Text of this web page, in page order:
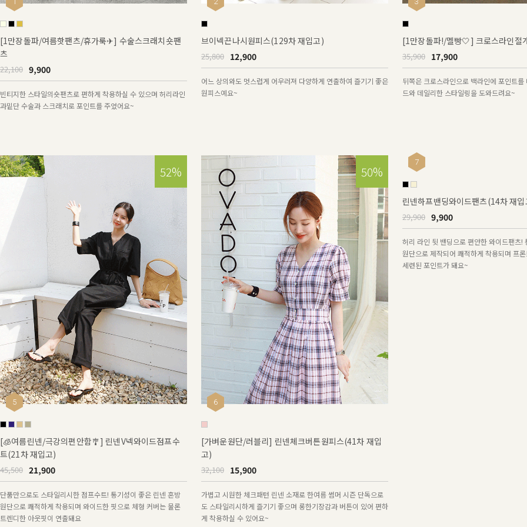
[1만장돌파/여름핫팬츠/휴가룩✈] 수술스크래치숏팬
츠
22,100 9,900
빈티지한 스타일의숏팬츠로 편하게 착용하실 수 있으며 허리라인
과밑단 수술과 스크래치로 포인트를 주었어요~
브이넥끈나시원피스(129차 재입고)
25,800 12,900
어느 상의와도 멋스럽게 어우러져 다양하게 연출하여 즐기기 좋은
원피스예요~
[1만장돌파!/멜빵🤍] 크로스라인절
35,900 17,900
뒤쪽은 크로스라인으로 백라인에 포인트
드와 데일리한 스타일링을 도와드려요~
52%
5
[🧊여름린넨/극강의편안함🎐] 린넨V넥와이드점프수
트(21차 재입고)
45,500 21,900
단품만으로도 스타일리시한 점프수트! 통기성이 좋은 린넨 혼방
원단으로 쾌적하게 착용되며 와이드한 핏으로 체형 커버는 물론
트렌디한 아웃핏이 연출돼요
50%
6
[가벼운원단/러블리] 린넨체크버튼원피스(41차 재입
고)
32,100 15,900
가볍고 시원한 체크패턴 린넨 소재로 한여름 썸머 시즌 단독으로
도 스타일리시하게 즐기기 좋으며 롱한기장감과 버튼이 있어 편하
게 착용하실 수 있어요~
7
린넨하프밴딩와이드팬츠(14차 재입
29,900 9,900
허리 라인 뒷 밴딩으로 편안한 와이드팬츠!
원단으로 제작되어 쾌적하게 착용되며 프
세련된 포인트가 돼요~